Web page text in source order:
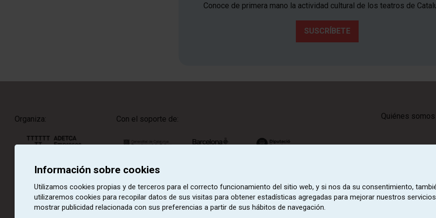
Conoce de primera mano la actividad cultural de los teatros de
SUSCRÍBETE
Organiza: Con el soporte de:
Con la colaboración de:
Quiénes somos
Información sobre cookies
Utilizamos cookies propias y de terceros para el correcto funcionamiento del sitio web, y si nos da su consentimiento,
utilizaremos cookies para recopilar datos de sus visitas para obtener estadísticas agregadas para mejorar nuestros
mostrar publicidad relacionada con sus preferencias a partir de sus hábitos de navegación.